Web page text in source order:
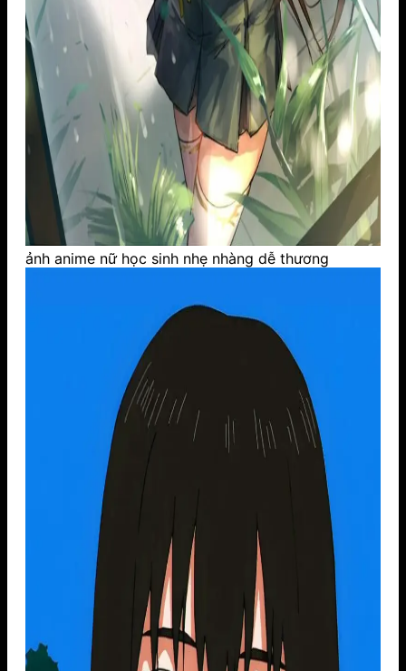
ảnh anime nữ học sinh nhẹ nhàng dễ thương